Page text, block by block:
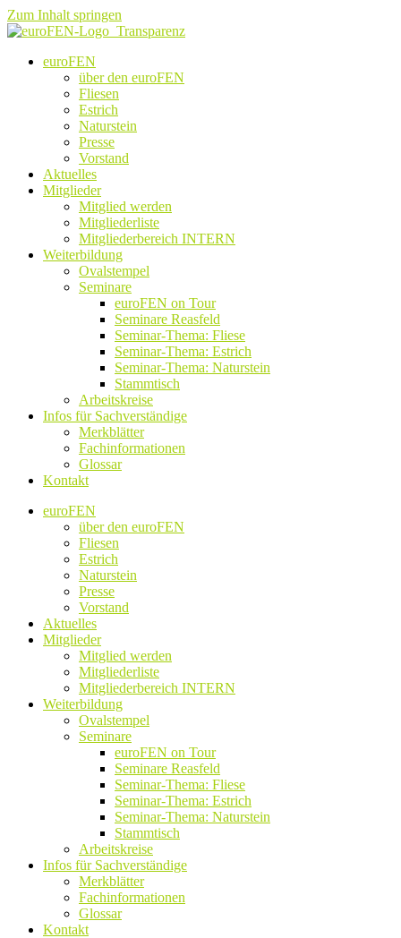
Zum Inhalt springen
euroFEN
über den euroFEN
Fliesen
Estrich
Naturstein
Presse
Vorstand
Aktuelles
Mitglieder
Mitglied werden
Mitgliederliste
Mitgliederbereich INTERN
Weiterbildung
Ovalstempel
Seminare
euroFEN on Tour
Seminare Reasfeld
Seminar-Thema: Fliese
Seminar-Thema: Estrich
Seminar-Thema: Naturstein
Stammtisch
Arbeitskreise
Infos für Sachverständige
Merkblätter
Fachinformationen
Glossar
Kontakt
euroFEN
über den euroFEN
Fliesen
Estrich
Naturstein
Presse
Vorstand
Aktuelles
Mitglieder
Mitglied werden
Mitgliederliste
Mitgliederbereich INTERN
Weiterbildung
Ovalstempel
Seminare
euroFEN on Tour
Seminare Reasfeld
Seminar-Thema: Fliese
Seminar-Thema: Estrich
Seminar-Thema: Naturstein
Stammtisch
Arbeitskreise
Infos für Sachverständige
Merkblätter
Fachinformationen
Glossar
Kontakt